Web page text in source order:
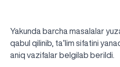
Yakunda barcha masalalar
qabul qilinib, ta’lim sifatini
aniq vazifalar belgilab berildi.
UBS professori "Yangi
qatoridan joy oldi!
Sevimli "UBS xabarnomasi"
nashrdan chiqdi!
UBS faoliyati tahlili va
UBS oʻqituvchilari
G‘alaba sari olg‘a, O‘zbekiston!
TAYINLOV
UBS OAVda
UBS va bitiruvchi talabalar
taqdirlandi
Til oʻrganishda Ovropacha
xohlaysizmi?
Inson kapitaliga yo‘naltirilgan
O‘zbekiston taraqqiyotining eng